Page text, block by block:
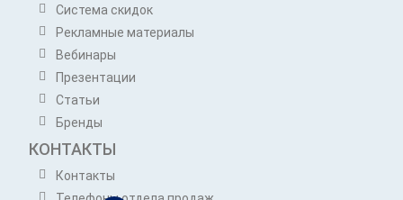
Система скидок
Рекламные материалы
Вебинары
Презентации
Статьи
Бренды
КОНТАКТЫ
Контакты